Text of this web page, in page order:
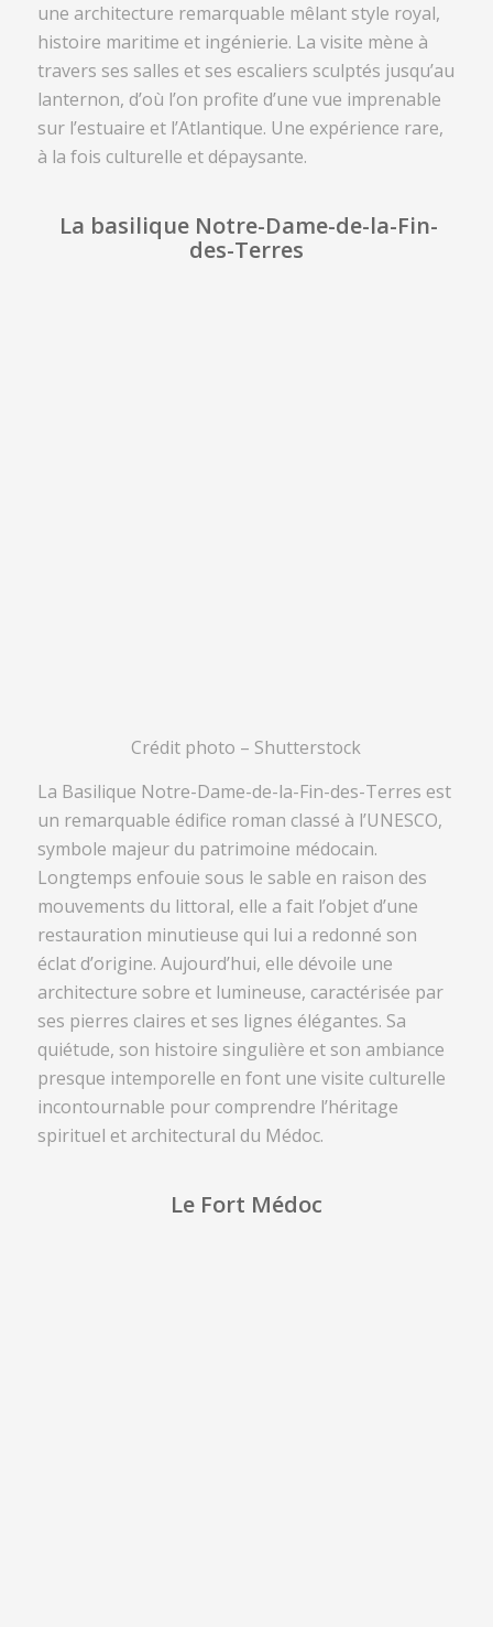
une architecture remarquable mêlant style royal,
histoire maritime et ingénierie. La visite mène à
travers ses salles et ses escaliers sculptés jusqu’au
lanternon, d’où l’on profite d’une vue imprenable
sur l’estuaire et l’Atlantique. Une expérience rare,
à la fois culturelle et dépaysante.
La basilique Notre-Dame-de-la-Fin-
des-Terres
Crédit photo – Shutterstock
La Basilique Notre-Dame-de-la-Fin-des-Terres est
un remarquable édifice roman classé à l’UNESCO,
symbole majeur du patrimoine médocain.
Longtemps enfouie sous le sable en raison des
mouvements du littoral, elle a fait l’objet d’une
restauration minutieuse qui lui a redonné son
éclat d’origine. Aujourd’hui, elle dévoile une
architecture sobre et lumineuse, caractérisée par
ses pierres claires et ses lignes élégantes. Sa
quiétude, son histoire singulière et son ambiance
presque intemporelle en font une visite culturelle
incontournable pour comprendre l’héritage
spirituel et architectural du Médoc.
Le Fort Médoc